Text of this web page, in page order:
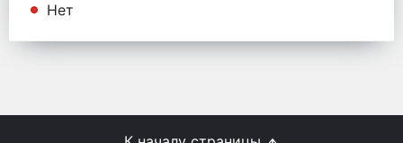
Нет